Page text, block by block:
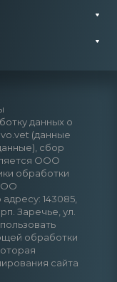
данных о
(данные
сбор
ООО
обработки
143085,
Заречье, ул.
обработки
сайта